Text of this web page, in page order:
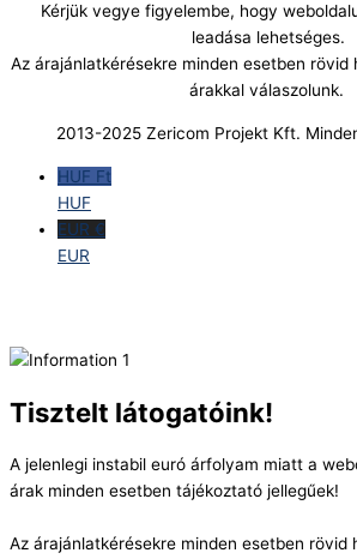
Kérjük vegye figyelembe, hogy
leadása lehetséges.
Az árajánlatkérésekre minden esetben rövid
árakkal válaszolunk.
2013-2025 Zericom Projekt Kft.
HUF Ft
HUF
EUR €
EUR
Tisztelt látogatóink!
A jelenlegi instabil euró árfolyam miatt a
árak minden esetben tájékoztató jellegűek!
Az árajánlatkérésekre minden esetben rövid